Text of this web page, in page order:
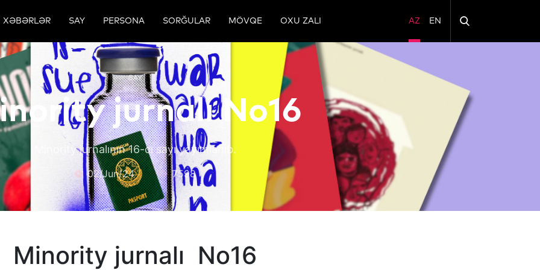
XƏBƏRLƏR SAY PERSONA SORĞULAR MÖVQE OXU ZALI AZ EN
SAY
jurnalı No16
Minority jurnalının 16-cı sayı yayımlanıb.
02/Jun/24 7598
Minority jurnalı No16